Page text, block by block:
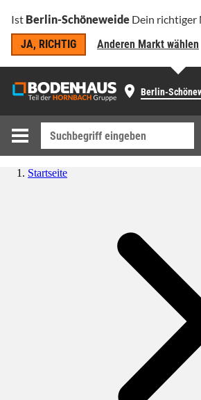
Ist Berlin-Schöneweide Dein richtiger
JA, RICHTIG
Anderen Markt wählen
Berlin-
Startseite